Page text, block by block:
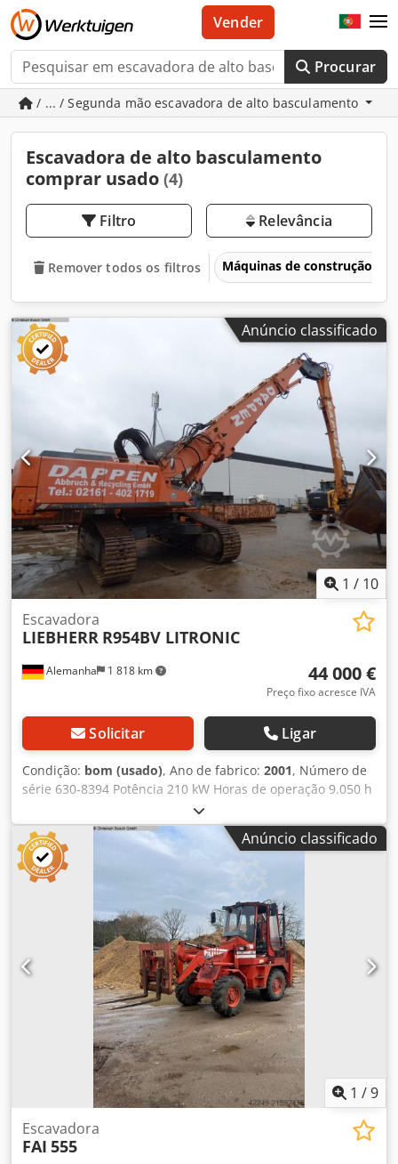
Procurar
Vender
/ ... / Segunda mão escavadora de alto basculamento
Escavadora de alto basculamento
comprar usado (4)
Filtro Relevância
Remover todos os filtros Máquinas de construção
Anúncio classificado
1 / 10
Alemanha 1 818 km
Escavadora
LIEBHERR R954BV LITRONIC
44 000 €
Preço fixo acresce IVA
Solicitar Ligar
Condição: bom (usado), Ano de fabrico: 2001, Número de
série 630-8394 Potência 210 kW Horas de operação 9.050 h
Inclui braço adicional, Tipo: LO4651B, Nº de série: 3001335
Observação: O longo alcance possui um braço comprido e
um braço curto! Mais fotos disponíveis mediante
solicitação Sem implementos Dwjdpfozip Ruox Abqsa
Anúncio classificado
1 /9
Escavadora
FAI 555